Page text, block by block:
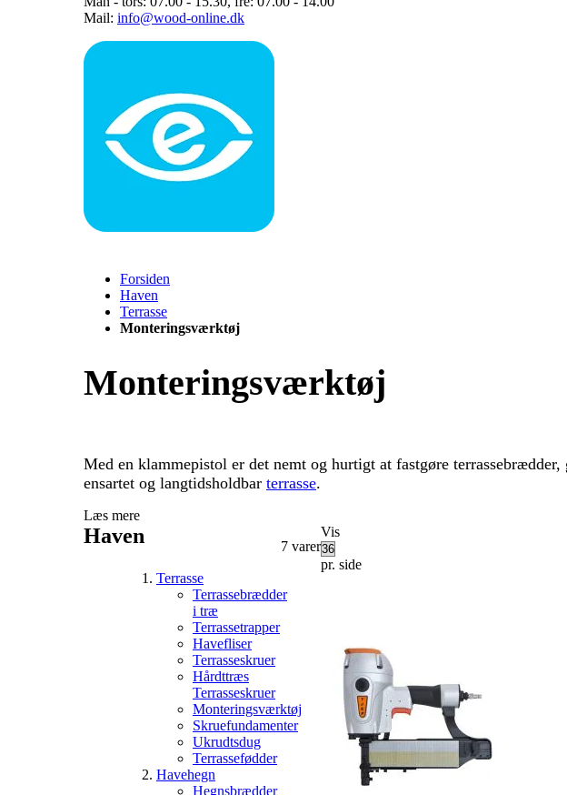
Mail: info@wood-online.dk
Forsiden
Haven
Terrasse
Monteringsværktøj
Monteringsværktøj
Med en klammepistol er det nemt og hurtigt at fastgøre
ensartet og langtidsholdbar terrasse.
Læs mere
7varer
Vis
pr. side
Haven
Terrasse
Terrassebrædder
i træ
Terrassetrapper
Havefliser
Terrasseskruer
Hårdttræs
Terrasseskruer
Monteringsværktøj
Skruefundamenter
Ukrudtsdug
Terrassefødder
Havehegn
Hegnsbrædder